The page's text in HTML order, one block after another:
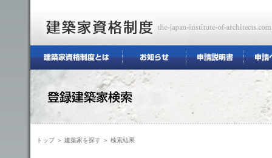
トップ＞ 建築家を探す ＞ 検索結果